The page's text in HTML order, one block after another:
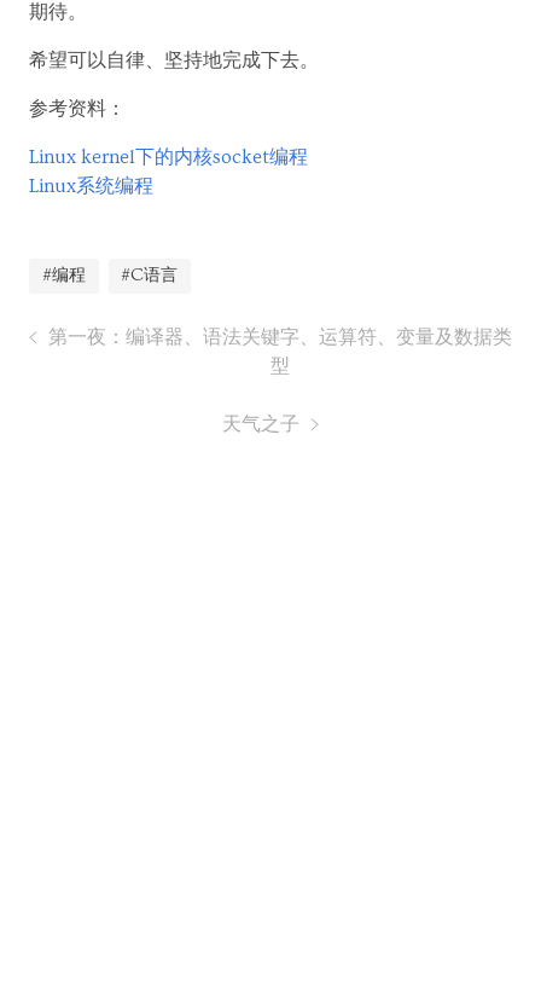
期待。
希望可以自律、坚持地完成下去。
参考资料：
Linux kernel下的内核socket编程
Linux系统编程
#编程 #C语言
第一夜：编译器、语法关键字、运算符、变量及数据类
型
天气之子